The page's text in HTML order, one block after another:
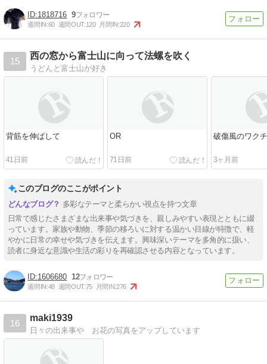
1818716 9
週間IN:60 週間OUT:120 月間IN:220
15
西の窓から富士山に向って法螺を吹く
うどんと富士山が好き
背筋を伸ばして
41日前
OR
71日前
破傷風のワク
3ヶ月前
このブログのここがポイント
多彩なテーマと柔らかい視点を持つ文章
日常で感じたさまざまな出来事や気づきを、親しみやすい表現とともに綴
っています。家族や動物、季節の移ろいに対する温かい目線が特徴で、軽
やかに日常の幸せや気づきを伝えます。興味深いテーマを多角的に扱い、
読者に身近な意識や生活の彩りを再確認させる内容となっています。
1606680 12
週間IN:48 週間OUT:75 月間IN:276
16
maki1939
日々の出来事や お花の写真をアップしています